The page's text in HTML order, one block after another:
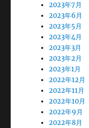
2023年7月
2023年6月
2023年5月
2023年4月
2023年3月
2023年2月
2023年1月
2022年12月
2022年11月
2022年10月
2022年9月
2022年8月